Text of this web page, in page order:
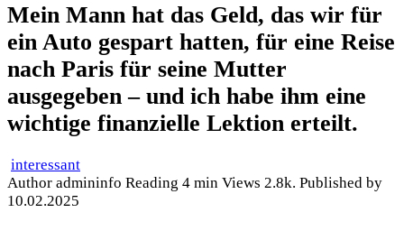
Mein Mann hat das Geld, das wir für
ein Auto gespart hatten, für eine Reise
nach Paris für seine Mutter
ausgegeben – und ich habe ihm eine
wichtige finanzielle Lektion erteilt.
interessant
Author admininfo Reading 4 min Views 2.8k. Published by
10.02.2025